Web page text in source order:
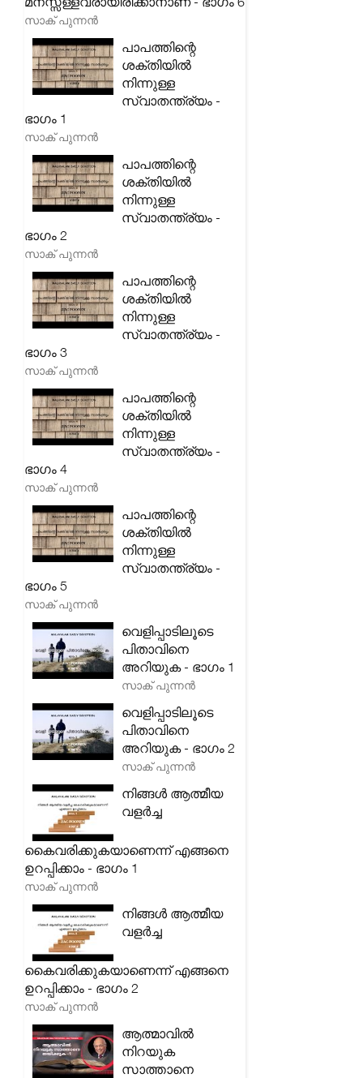
സാക് പുന്നൻ
പാപത്തിന്റെ
ശക്തിയിൽ
നിന്നുള്ള
സ്വാതന്ത്ര്യം -
ഭാഗം 1
സാക് പുന്നൻ
പാപത്തിന്റെ
ശക്തിയിൽ
നിന്നുള്ള
സ്വാതന്ത്ര്യം -
ഭാഗം 2
സാക് പുന്നൻ
പാപത്തിന്റെ
ശക്തിയിൽ
നിന്നുള്ള
സ്വാതന്ത്ര്യം -
ഭാഗം 3
സാക് പുന്നൻ
പാപത്തിന്റെ
ശക്തിയിൽ
നിന്നുള്ള
സ്വാതന്ത്ര്യം -
ഭാഗം 4
സാക് പുന്നൻ
പാപത്തിന്റെ
ശക്തിയിൽ
നിന്നുള്ള
സ്വാതന്ത്ര്യം -
ഭാഗം 5
സാക് പുന്നൻ
വെളിപ്പാടിലൂടെ
പിതാവിനെ
അറിയുക - ഭാഗം 1
സാക് പുന്നൻ
വെളിപ്പാടിലൂടെ
പിതാവിനെ
അറിയുക - ഭാഗം 2
സാക് പുന്നൻ
നിങ്ങൾ ആത്മീയ
വളർച്ച
കൈവരിക്കുകയാണെന്ന് എങ്ങനെ
ഉറപ്പിക്കാം - ഭാഗം 1
സാക് പുന്നൻ
നിങ്ങൾ ആത്മീയ
വളർച്ച
കൈവരിക്കുകയാണെന്ന് എങ്ങനെ
ഉറപ്പിക്കാം - ഭാഗം 2
സാക് പുന്നൻ
ആത്മാവിൽ
നിറയുക
സാത്താനെ